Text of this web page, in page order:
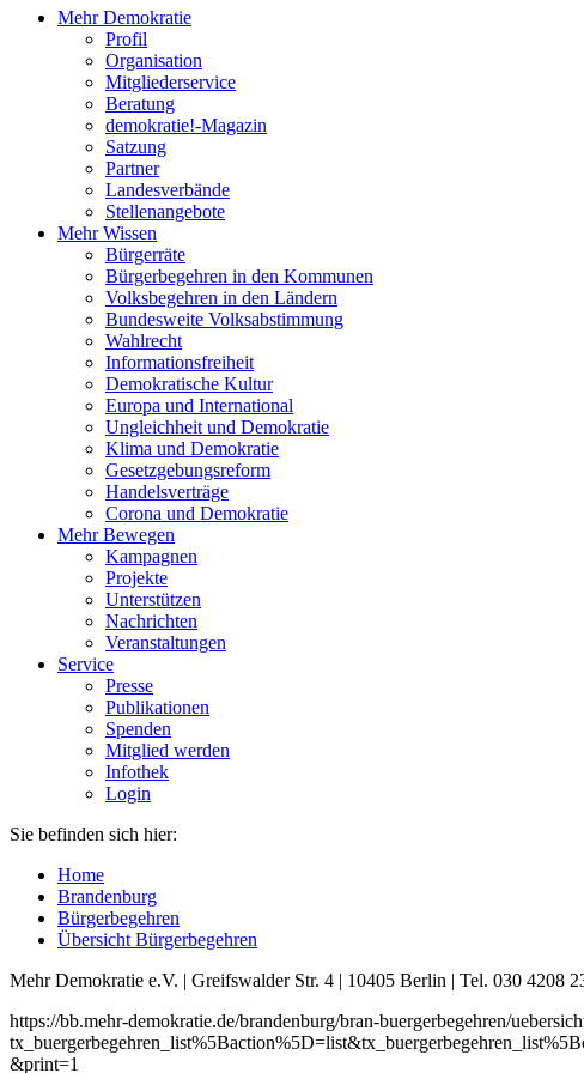
Mehr Demokratie
Profil
Organisation
Mitgliederservice
Beratung
demokratie!-Magazin
Satzung
Partner
Landesverbände
Stellenangebote
Mehr Wissen
Bürgerräte
Bürgerbegehren in den Kommunen
Volksbegehren in den Ländern
Bundesweite Volksabstimmung
Wahlrecht
Informationsfreiheit
Demokratische Kultur
Europa und International
Ungleichheit und Demokratie
Klima und Demokratie
Gesetzgebungsreform
Handelsverträge
Corona und Demokratie
Mehr Bewegen
Kampagnen
Projekte
Unterstützen
Nachrichten
Veranstaltungen
Service
Presse
Publikationen
Spenden
Mitglied werden
Infothek
Login
Sie befinden sich hier:
Home
Brandenburg
Bürgerbegehren
Übersicht Bürgerbegehren
Mehr Demokratie e.V. | Greifswalder Str. 4 | 10405 Berlin | Tel. 030 4208
https://bb.mehr-demokratie.de/brandenburg/bran-buergerbegehren/
&print=1